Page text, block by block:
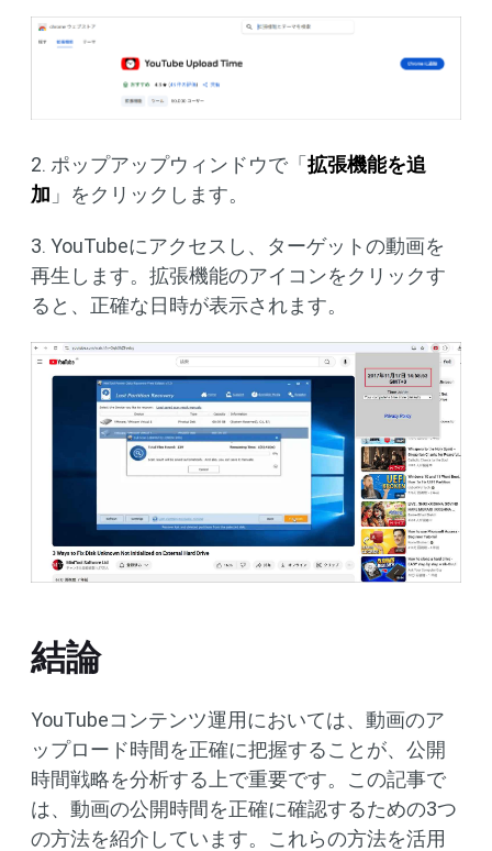
2. ポップアップウィンドウで「 拡張機能を追
加 」をクリックします。
3. YouTubeにアクセスし、ターゲットの動画を
再生します。拡張機能のアイコンをクリックす
ると、正確な日時が表示されます。
結論
YouTubeコンテンツ運用においては、動画のア
ップロード時間を正確に把握することが、公開
時間戦略を分析する上で重要です。この記事で
は、動画の公開時間を正確に確認するための3つ
の方法を紹介しています。これらの方法を活用